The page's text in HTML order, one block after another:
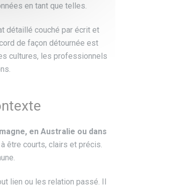
en tant que telles.
détaillé couché par écrit et
de façon détournée est
cultures, les professionnels
en Australie ou dans
être courts, clairs et précis.
lien ou les relation passé. Il